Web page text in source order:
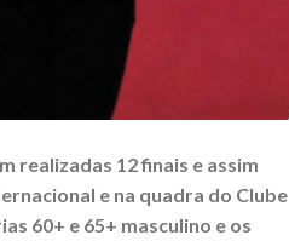
realizadas 12 finais e assim
e na quadra do Clube
60+ e 65+ masculino e os